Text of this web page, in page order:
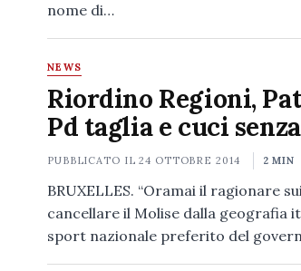
nome di…
NEWS
Riordino Regioni,
Pd taglia e cuci
PUBBLICATO IL24 OTTOBRE 2014 2 MIN
BRUXELLES. “Oramai il ragionare
cancellare il Molise dalla geografia
sport nazionale preferito del